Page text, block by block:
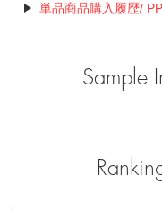
単品商品購入履歴/
Sample